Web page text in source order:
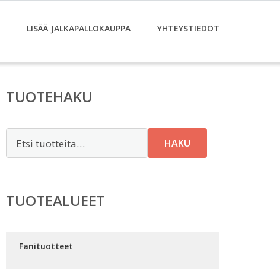
LISÄÄ JALKAPALLOKAUPPA YHTEYSTIEDOT
TUOTEHAKU
HAKU
TUOTEALUEET
Fanituotteet